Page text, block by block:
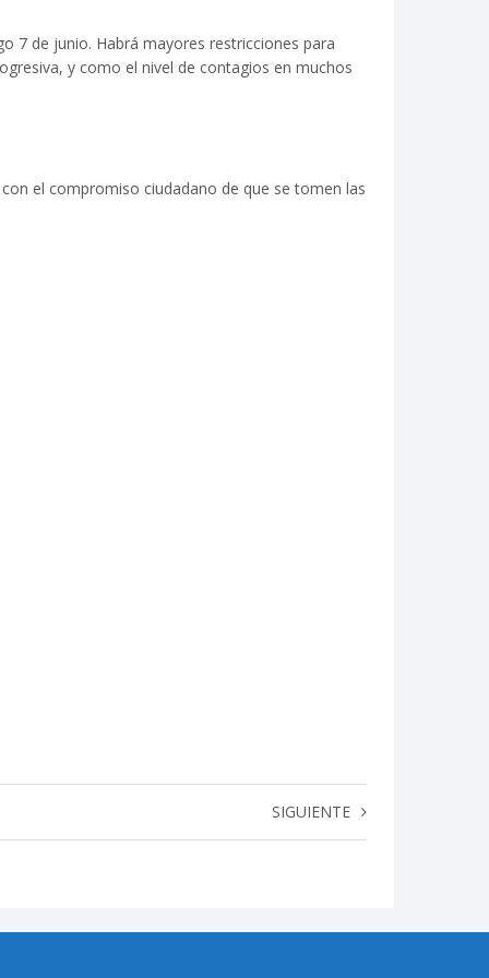
7 de junio. Habrá mayores restricciones para
y como el nivel de contagios en muchos
el compromiso ciudadano de que se tomen las
SIGUIENTE